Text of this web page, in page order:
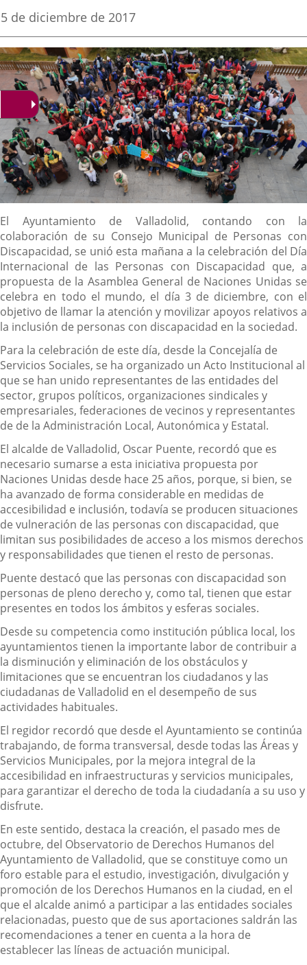
aplicación
externa.
aplicación
externa.
Fecha
la
noticia
5 de diciembre de 2017
Descripción
El Ayuntamiento de Valladolid, contando con la
colaboración de su Consejo Municipal de Personas con
Discapacidad, se unió esta mañana a la celebración del Día
Internacional de las Personas con Discapacidad que, a
propuesta de la Asamblea General de Naciones Unidas se
celebra en todo el mundo, el día 3 de diciembre, con el
objetivo de llamar la atención y movilizar apoyos relativos a
la inclusión de personas con discapacidad en la sociedad.
Para la celebración de este día, desde la Concejalía de
Servicios Sociales, se ha organizado un Acto Institucional al
que se han unido representantes de las entidades del
sector, grupos políticos, organizaciones sindicales y
empresariales, federaciones de vecinos y representantes
de de la Administración Local, Autonómica y Estatal.
El alcalde de Valladolid, Oscar Puente, recordó que es
necesario sumarse a esta iniciativa propuesta por
Naciones Unidas desde hace 25 años, porque, si bien, se
ha avanzado de forma considerable en medidas de
accesibilidad e inclusión, todavía se producen situaciones
de vulneración de las personas con discapacidad, que
limitan sus posibilidades de acceso a los mismos derechos
y responsabilidades que tienen el resto de personas.
Puente destacó que las personas con discapacidad son
personas de pleno derecho y, como tal, tienen que estar
presentes en todos los ámbitos y esferas sociales.
Desde su competencia como institución pública local, los
ayuntamientos tienen la importante labor de contribuir a
la disminución y eliminación de los obstáculos y
limitaciones que se encuentran los ciudadanos y las
ciudadanas de Valladolid en el desempeño de sus
actividades habituales.
El regidor recordó que desde el Ayuntamiento se continúa
trabajando, de forma transversal, desde todas las Áreas y
Servicios Municipales, por la mejora integral de la
accesibilidad en infraestructuras y servicios municipales,
para garantizar el derecho de toda la ciudadanía a su uso y
disfrute.
En este sentido, destaca la creación, el pasado mes de
octubre, del Observatorio de Derechos Humanos del
Ayuntamiento de Valladolid, que se constituye como un
foro estable para el estudio, investigación, divulgación y
promoción de los Derechos Humanos en la ciudad, en el
que el alcalde animó a participar a las entidades sociales
relacionadas, puesto que de sus aportaciones saldrán las
recomendaciones a tener en cuenta a la hora de
establecer las líneas de actuación municipal.